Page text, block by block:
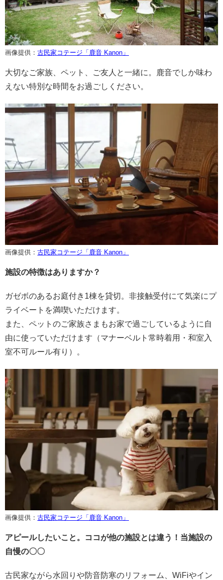
画像提供： 古民家コテージ「鹿音 Kanon」
大切なご家族、ペット、ご友人と一緒に。鹿音でしか味わ
えない特別な時間をお過ごしください。
画像提供： 古民家コテージ「鹿音 Kanon」
施設の特徴はありますか？
ガゼボのあるお庭付き1棟を貸切。非接触受付にて気楽にプ
ライベートを満喫いただけます。
また、ペットのご家族さまもお家で過ごしているように自
由に使っていただけます（マナーベルト常時着用・和室入
室不可ルール有り）。
画像提供： 古民家コテージ「鹿音 Kanon」
アピールしたいこと。ココが他の施設とは違う！当施設の
自慢の〇〇
古民家ながら水回りや防音防寒のリフォーム、WiFiやイン